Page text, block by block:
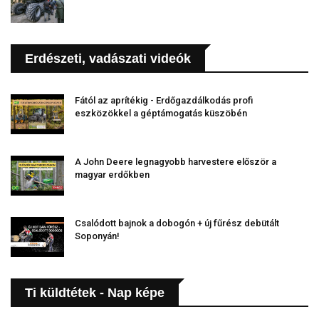
Erdészeti, vadászati videók
Fától az aprítékig - Erdőgazdálkodás profi
eszközökkel a géptámogatás küszöbén
A John Deere legnagyobb harvestere először a
magyar erdőkben
Csalódott bajnok a dobogón + új fűrész debütált
Soponyán!
Ti küldtétek - Nap képe